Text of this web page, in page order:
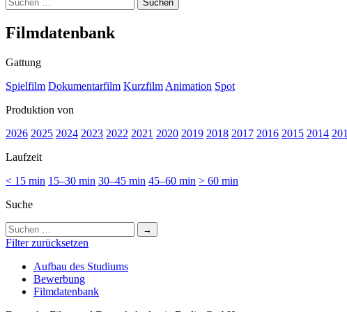
nach:
Film­da­ten­bank
Gattung
Spielfilm Dokumentarfilm Kurzfilm Animation Spot
Produktion von
2026 2025 2024 2023 2022 2021 2020 2019 2018 2017 2016 2015 2014
Laufzeit
< 15 min 15–30 min 30–45 min 45–60 min > 60 min
Suche
Suchen
nach:
Filter zurücksetzen
Auf­bau des Stu­di­ums
Bewer­bung
Film­da­ten­bank